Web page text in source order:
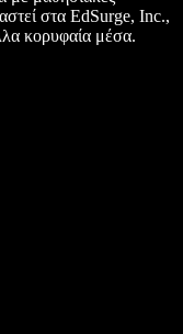
στα EdSurge, Inc.,
κορυφαία μέσα.